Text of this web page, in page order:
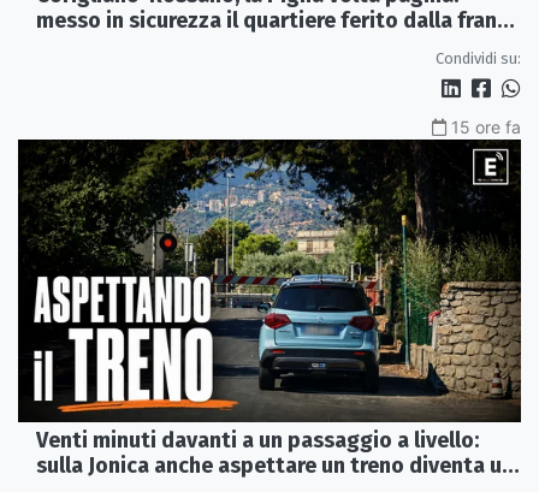
messo in sicurezza il quartiere ferito dalla frana
Condividi su:
15 ore fa
Venti minuti davanti a un passaggio a livello:
sulla Jonica anche aspettare un treno diventa un